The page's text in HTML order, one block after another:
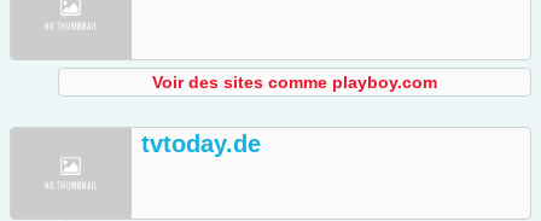
Voir des sites comme playboy.com
tvtoday.de